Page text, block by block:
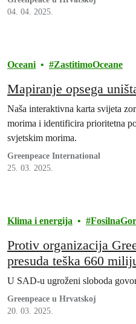
04. 04. 2025.
Oceani ZastitimoOceane
Mapiranje opsega
Naša interaktivna karta svijeta
morima i identificira prioritetna
svjetskim morima.
Greenpeace International
25. 03. 2025.
Klima i energija
Protiv organizacija
presuda teška 660
naftnog diva Energy
U SAD-u ugroženi sloboda
Greenpeace u Hrvatskoj
20. 03. 2025.